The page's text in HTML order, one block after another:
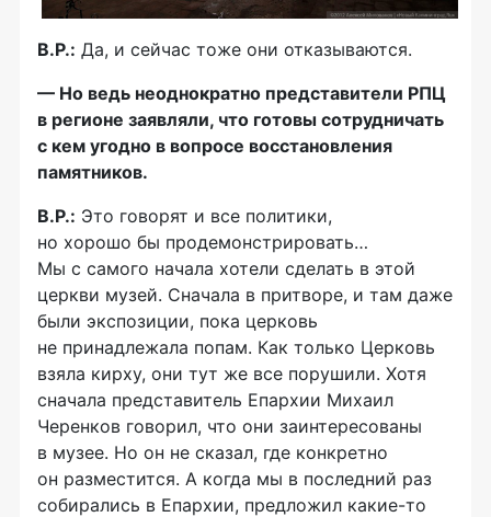
В.Р.: Да, и сейчас тоже они отказываются.
— Но ведь неоднократно представители РПЦ
в регионе заявляли, что готовы сотрудничать
с кем угодно в вопросе восстановления
памятников.
В.Р.: Это говорят и все политики,
но хорошо бы продемонстрировать…
Мы с самого начала хотели сделать в этой
церкви музей. Сначала в притворе, и там даже
были экспозиции, пока церковь
не принадлежала попам. Как только Церковь
взяла кирху, они тут же все порушили. Хотя
сначала представитель Епархии Михаил
Черенков говорил, что они заинтересованы
в музее. Но он не сказал, где конкретно
он разместится. А когда мы в последний раз
собирались в Епархии, предложил какие-то